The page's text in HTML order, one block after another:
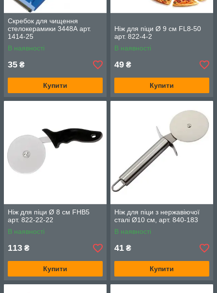
Скребок для чищення
стелокерамики 3448А арт.
1414-25
В наявності
35 ₴
Купити
Ніж для піци Ø 9 см FL8-50
арт. 822-4-2
В наявності
49 ₴
Купити
Ніж для піци Ø 8 см FHB5
арт. 822-22-22
В наявності
113 ₴
Купити
Ніж для піци з нержавіючої
сталі Ø10 см, арт. 840-183
В наявності
41 ₴
Купити